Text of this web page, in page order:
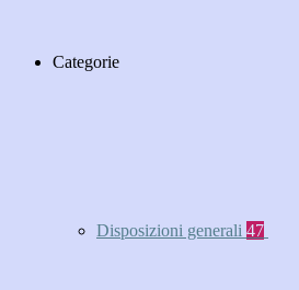
Categorie
Disposizioni generali 47